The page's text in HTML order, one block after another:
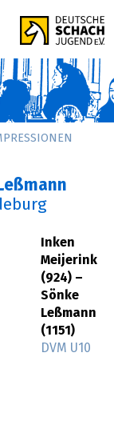
Inken
Meijerink
(924) –
Sönke
Leßmann
(1151)
DVM U10